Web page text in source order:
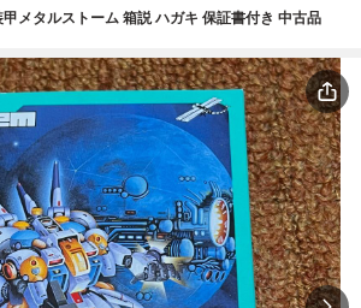
メタルストーム 箱説 ハガキ 保証書付き 中古品